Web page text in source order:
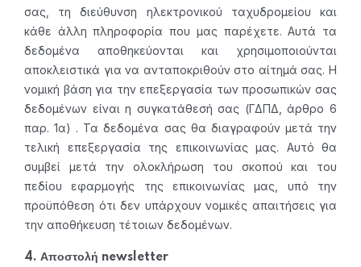
σας, τη διεύθυνση ηλεκτρονικού ταχυδρομείου και
κάθε άλλη πληροφορία που μας παρέχετε. Αυτά τα
δεδομένα αποθηκεύονται και χρησιμοποιούνται
αποκλειστικά για να ανταποκριθούν στο αίτημά σας. Η
νομική βάση για την επεξεργασία των προσωπικών σας
δεδομένων είναι η συγκατάθεσή σας (ΓΔΠΔ, άρθρο 6
παρ. 1α) . Τα δεδομένα σας θα διαγραφούν μετά την
τελική επεξεργασία της επικοινωνίας μας. Αυτό θα
συμβεί μετά την ολοκλήρωση του σκοπού και του
πεδίου εφαρμογής της επικοινωνίας μας, υπό την
προϋπόθεση ότι δεν υπάρχουν νομικές απαιτήσεις για
την αποθήκευση τέτοιων δεδομένων.
4. Αποστολή newsletter